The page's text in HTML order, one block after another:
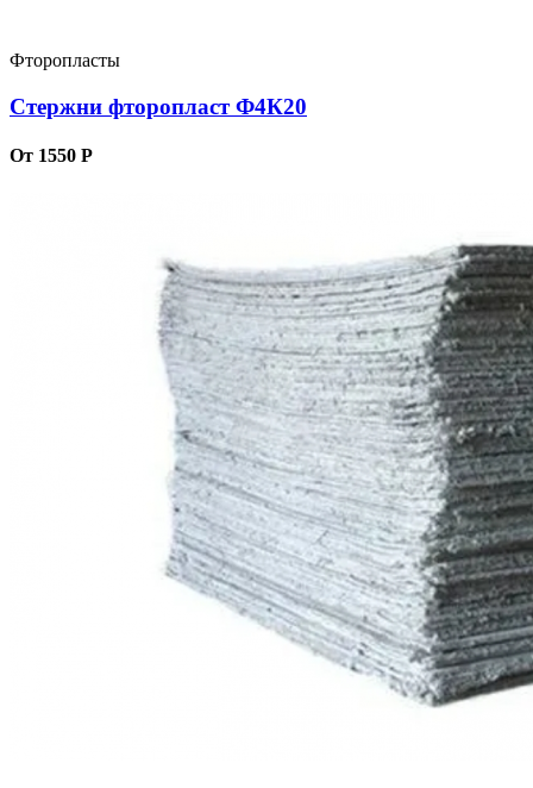
Фторопласты
Стержни фторопласт Ф4К20
От 1550 Р